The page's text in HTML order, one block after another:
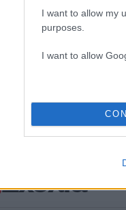
I want to allow my
purposes.
I want to allow
Σχόλια